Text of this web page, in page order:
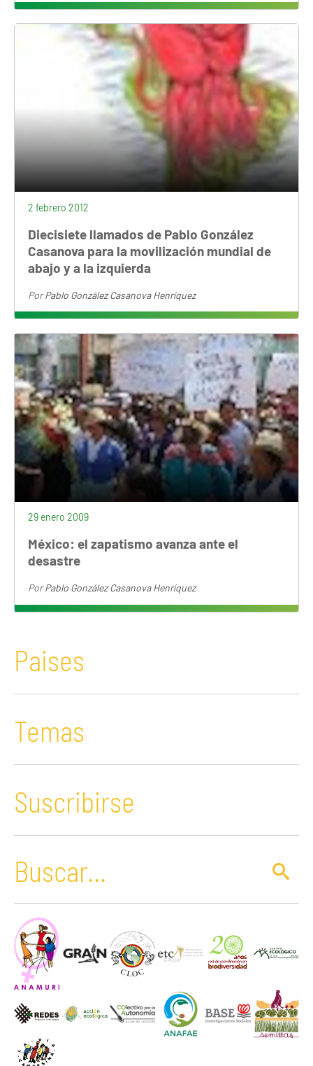
2 febrero 2012
Diecisiete llamados de Pablo González
Casanova para la movilización mundial de
abajo y a la izquierda
PorPablo González Casanova Henríquez
29 enero 2009
México: el zapatismo avanza ante el
desastre
PorPablo González Casanova Henríquez
Paises
Temas
Suscribirse